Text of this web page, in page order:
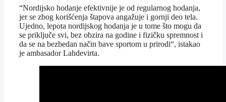
“Nordijsko hodanje efektivnije je od regularnog hodanja,
jer se zbog korišćenja štapova angažuje i gornji deo tela.
Ujedno, lepota nordijskog hodanja je u tome što mogu da
se priključe svi, bez obzira na godine i fizičku spremnost i
da se na bezbedan način bave sportom u prirodi“, istakao
je ambasador Lahdevirta.